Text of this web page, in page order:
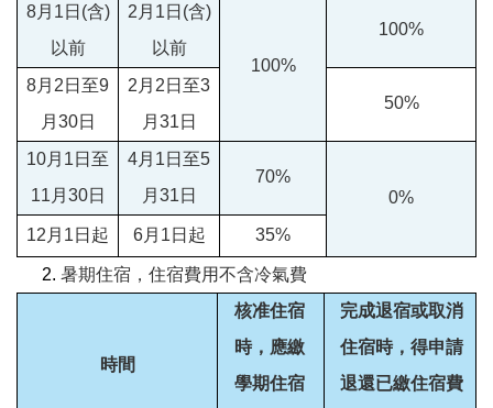
8月 1 日 (含)
以前
2 月 1 日 (含)
以前
100%
100%
8月 2 日至9
月 30日
2 月 2 日至3
月 31 日
50%
10月 1 日至
11 月 30日
4月 1 日至5
月 31 日
70%
0%
12 月 1 日起 6月 1 日起 35%
暑期住宿，住宿費用不含冷氣費
時間
核准住宿
時，應繳
學期住宿
完成退宿或取消
住宿時，得申請
退還已繳住宿費